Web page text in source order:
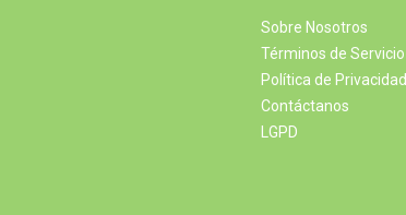
Sobre Nosotros
Términos de Servicio
Política de Privacidad
Contáctanos
LGPD